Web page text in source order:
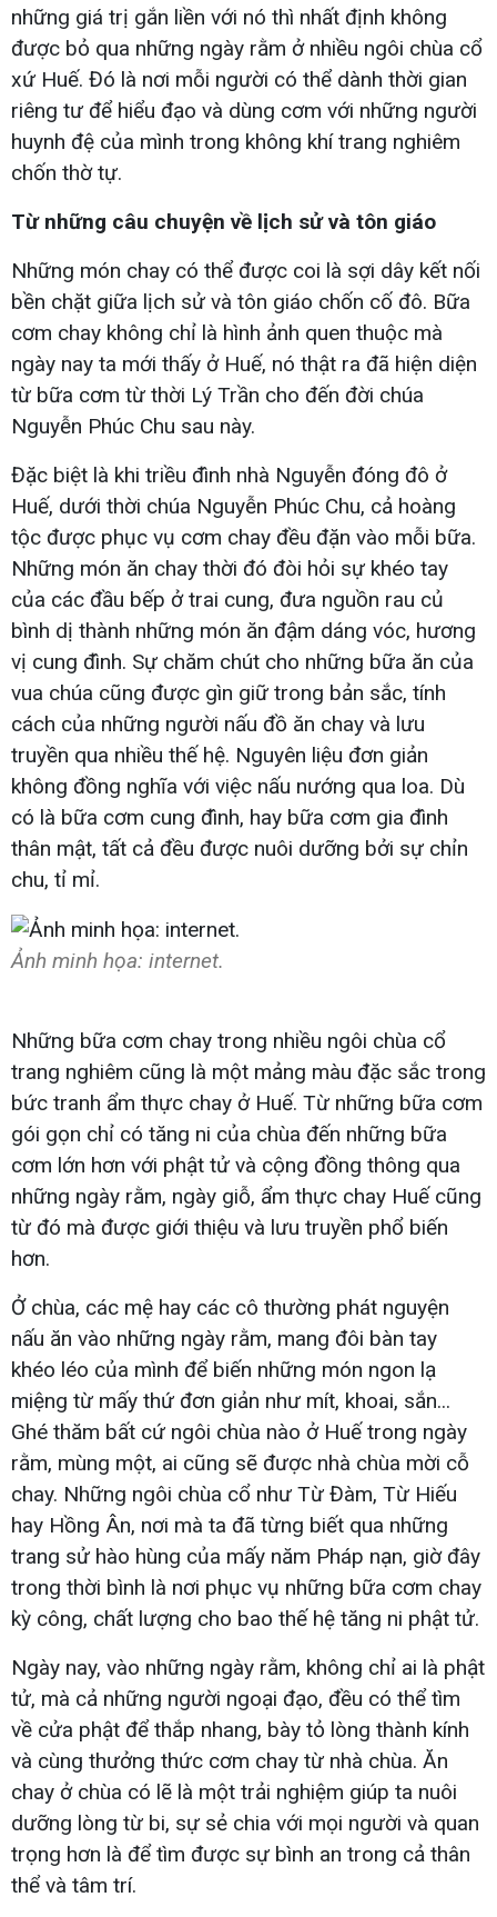
những giá trị gắn liền với nó thì nhất định không
được bỏ qua những ngày rằm ở nhiều ngôi chùa cổ
xứ Huế. Đó là nơi mỗi người có thể dành thời gian
riêng tư để hiểu đạo và dùng cơm với những người
huynh đệ của mình trong không khí trang nghiêm
chốn thờ tự.
Từ những câu chuyện về lịch sử và tôn giáo
Những món chay có thể được coi là sợi dây kết nối
bền chặt giữa lịch sử và tôn giáo chốn cố đô. Bữa
cơm chay không chỉ là hình ảnh quen thuộc mà
ngày nay ta mới thấy ở Huế, nó thật ra đã hiện diện
từ bữa cơm từ thời Lý Trần cho đến đời chúa
Nguyễn Phúc Chu sau này.
Đặc biệt là khi triều đình nhà Nguyễn đóng đô ở
Huế, dưới thời chúa Nguyễn Phúc Chu, cả hoàng
tộc được phục vụ cơm chay đều đặn vào mỗi bữa.
Những món ăn chay thời đó đòi hỏi sự khéo tay
của các đầu bếp ở trai cung, đưa nguồn rau củ
bình dị thành những món ăn đậm dáng vóc, hương
vị cung đình. Sự chăm chút cho những bữa ăn của
vua chúa cũng được gìn giữ trong bản sắc, tính
cách của những người nấu đồ ăn chay và lưu
truyền qua nhiều thế hệ. Nguyên liệu đơn giản
không đồng nghĩa với việc nấu nướng qua loa. Dù
có là bữa cơm cung đình, hay bữa cơm gia đình
thân mật, tất cả đều được nuôi dưỡng bởi sự chỉn
chu, tỉ mỉ.
Ảnh minh họa: internet.
Những bữa cơm chay trong nhiều ngôi chùa cổ
trang nghiêm cũng là một mảng màu đặc sắc trong
bức tranh ẩm thực chay ở Huế. Từ những bữa cơm
gói gọn chỉ có tăng ni của chùa đến những bữa
cơm lớn hơn với phật tử và cộng đồng thông qua
những ngày rằm, ngày giỗ, ẩm thực chay Huế cũng
từ đó mà được giới thiệu và lưu truyền phổ biến
hơn.
Ở chùa, các mệ hay các cô thường phát nguyện
nấu ăn vào những ngày rằm, mang đôi bàn tay
khéo léo của mình để biến những món ngon lạ
miệng từ mấy thứ đơn giản như mít, khoai, sắn...
Ghé thăm bất cứ ngôi chùa nào ở Huế trong ngày
rằm, mùng một, ai cũng sẽ được nhà chùa mời cỗ
chay. Những ngôi chùa cổ như Từ Đàm, Từ Hiếu
hay Hồng Ân, nơi mà ta đã từng biết qua những
trang sử hào hùng của mấy năm Pháp nạn, giờ đây
trong thời bình là nơi phục vụ những bữa cơm chay
kỳ công, chất lượng cho bao thế hệ tăng ni phật tử.
Ngày nay, vào những ngày rằm, không chỉ ai là phật
tử, mà cả những người ngoại đạo, đều có thể tìm
về cửa phật để thắp nhang, bày tỏ lòng thành kính
và cùng thưởng thức cơm chay từ nhà chùa. Ăn
chay ở chùa có lẽ là một trải nghiệm giúp ta nuôi
dưỡng lòng từ bi, sự sẻ chia với mọi người và quan
trọng hơn là để tìm được sự bình an trong cả thân
thể và tâm trí.